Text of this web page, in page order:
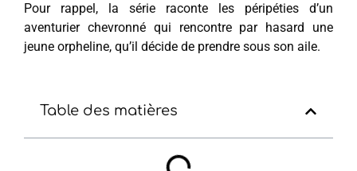
Pour rappel, la série raconte les péripéties d’un
aventurier chevronné qui rencontre par hasard une
jeune orpheline, qu’il décide de prendre sous son aile.
Table des matières